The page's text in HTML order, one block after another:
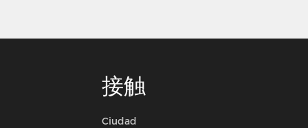
接触
Ciudad